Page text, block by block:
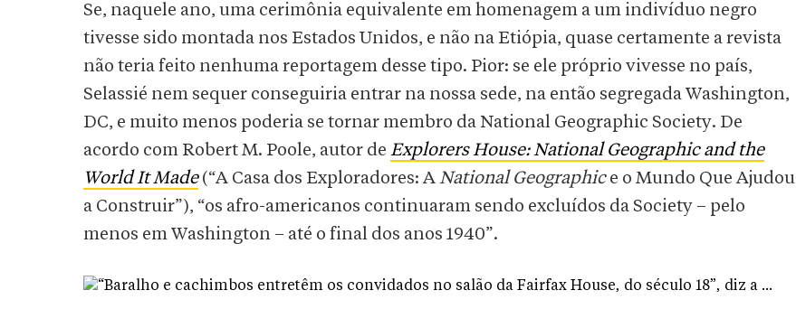
Se, naquele ano, uma cerimônia equivalente em homenagem a um indivíduo negro
tivesse sido montada nos Estados Unidos, e não na Etiópia, quase certamente a revista
não teria feito nenhuma reportagem desse tipo. Pior: se ele próprio vivesse no país,
Selassié nem sequer conseguiria entrar na nossa sede, na então segregada Washington,
DC, e muito menos poderia se tornar membro da National Geographic Society. De
acordo com Robert M. Poole, autor de Explorers House: National Geographic and the
World It Made(“A Casa dos Exploradores: ANational Geographice o Mundo Que Ajudou
a Construir”), “os afro-americanos continuaram sendo excluídos da Society – pelo
menos em Washington – até o final dos anos 1940”.